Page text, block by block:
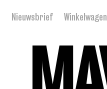
Nieuwsbrief Winkelwagen